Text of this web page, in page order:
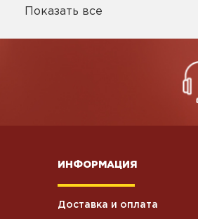
Показать все
ИНФОРМАЦИЯ
Доставка и оплата